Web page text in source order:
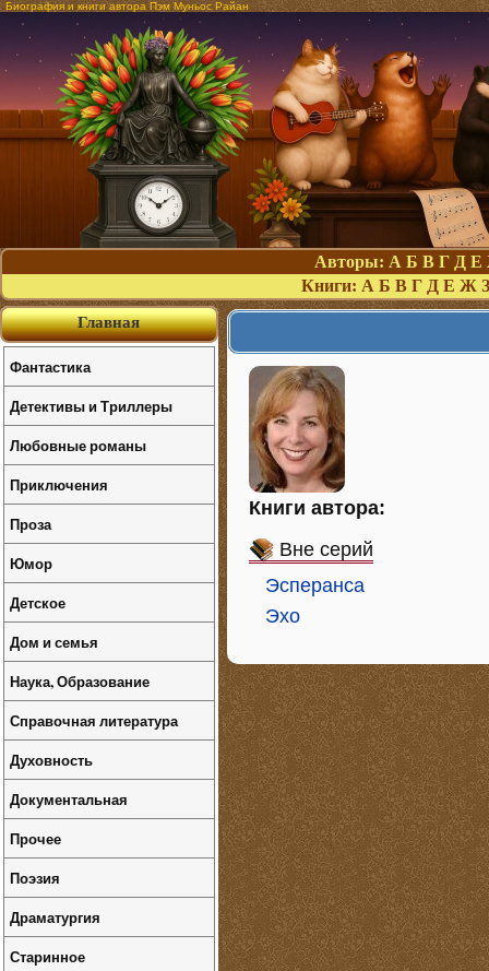
Биография и книги автора Пэм Муньос Райан
Авторы: А Б В Г Д Е
Книги: А Б В Г Д Е Ж З
Книги автора:
Вне серий
Эсперанса
Эхо
Главная
Фантастика
Детективы и Триллеры
Любовные романы
Приключения
Проза
Юмор
Детское
Дом и семья
Наука, Образование
Справочная литература
Духовность
Документальная
Прочее
Поэзия
Драматургия
Старинное